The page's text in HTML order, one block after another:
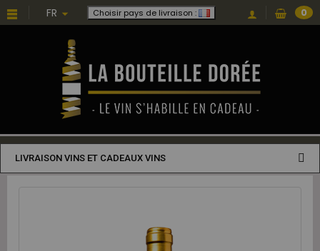
FR Choisir pays de livraison : 0
LIVRAISON VINS ET CADEAUX VINS